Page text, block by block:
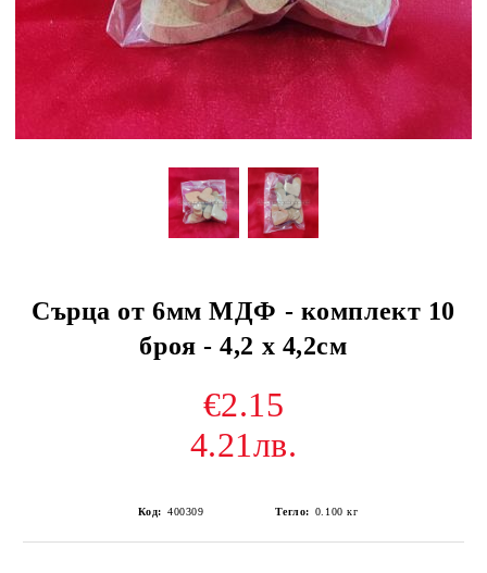
Сърца от 6мм МДФ - комплект 10
броя - 4,2 х 4,2см
€2.15
4.21лв.
Код: 400309 Тегло: 0.100 кг